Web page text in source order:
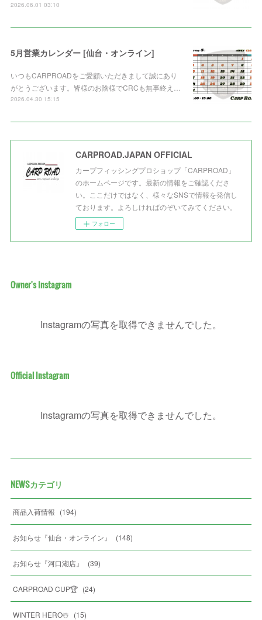
2026.06.01 03:10
5月営業カレンダー [仙台・オンライン]
いつもCARPROADをご愛顧いただきまして誠にあり
がとうございます。皆様のお陰様でCRCも無事終え…
2026.04.30 15:15
CARPROAD.JAPAN OFFICIAL
カープフィッシングプロショップ「CARPROAD」
のホームページです。最新の情報をご確認くださ
い。ここだけではなく、様々なSNSで情報を発信し
ております。よろしければのぞいてみてください。
フォロー
Owner's Instagram
Instagramの写真を取得できませんでした。
Official Instagram
Instagramの写真を取得できませんでした。
NEWSカテゴリ
商品入荷情報 (194)
お知らせ『仙台・オンライン』 (148)
お知らせ『河口湖店』 (39)
CARPROAD CUP🏆 (24)
WINTER HERO☃️ (15)